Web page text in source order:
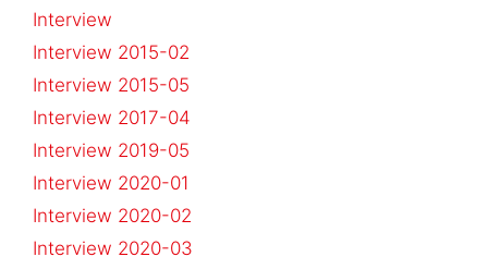
Interview
Interview 2015-02
Interview 2015-05
Interview 2017-04
Interview 2019-05
Interview 2020-01
Interview 2020-02
Interview 2020-03